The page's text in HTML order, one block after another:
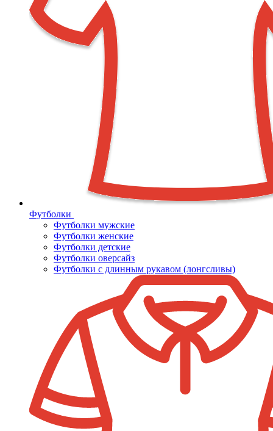
Футболки
Футболки мужские
Футболки женские
Футболки детские
Футболки оверсайз
Футболки с длинным рукавом (лонгсливы)